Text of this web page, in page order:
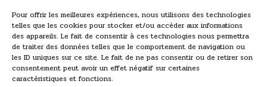
Pour offrir les meilleures expériences, nous utilisons des technologies
telles que les cookies pour stocker et/ou accéder aux informations
des appareils. Le fait de consentir à ces technologies nous permettra
de traiter des données telles que le comportement de navigation ou
les ID uniques sur ce site. Le fait de ne pas consentir ou de retirer son
consentement peut avoir un effet négatif sur certaines
caractéristiques et fonctions.